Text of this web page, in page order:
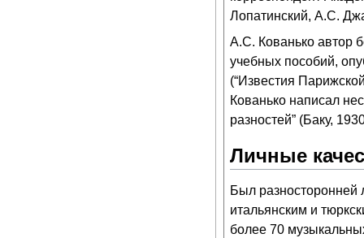
Лопатинский, А.С.
А.С. Кованько автор
учебных пособий,
(“Известия
Кованько написал
разностей” (Баку,
Личные
Был разносторонней
итальянским и
более 70